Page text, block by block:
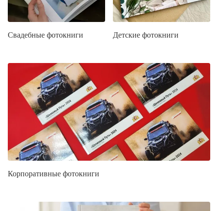
Свадебные фотокниги Детские фотокниги
Корпоративные фотокниги